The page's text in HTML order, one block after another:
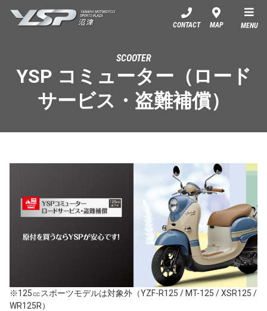
CONTACT MAP MENU
SCOOTER
YSP コミューター（ロード
サービス・盗難補償）
※125㏄スポーツモデルは対象外（YZF-R125 / MT-125 / XSR125 /
WR125R）